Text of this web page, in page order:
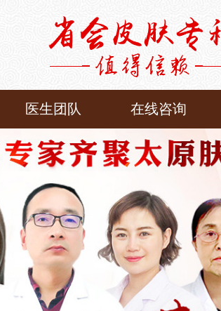
医生团队 在线咨询